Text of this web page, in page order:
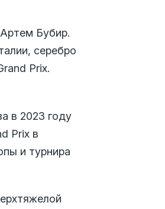
Бубир.
серебро
Prix.
в 2023 году
Prix в
и турнира